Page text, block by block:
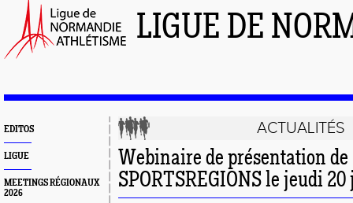
LIGUE DE
EDITOS
LIGUE
MEETINGS RÉGIONAUX
2026
ACTUALITÉS
Webinaire de présentation de
SPORTSREGIONS le jeudi